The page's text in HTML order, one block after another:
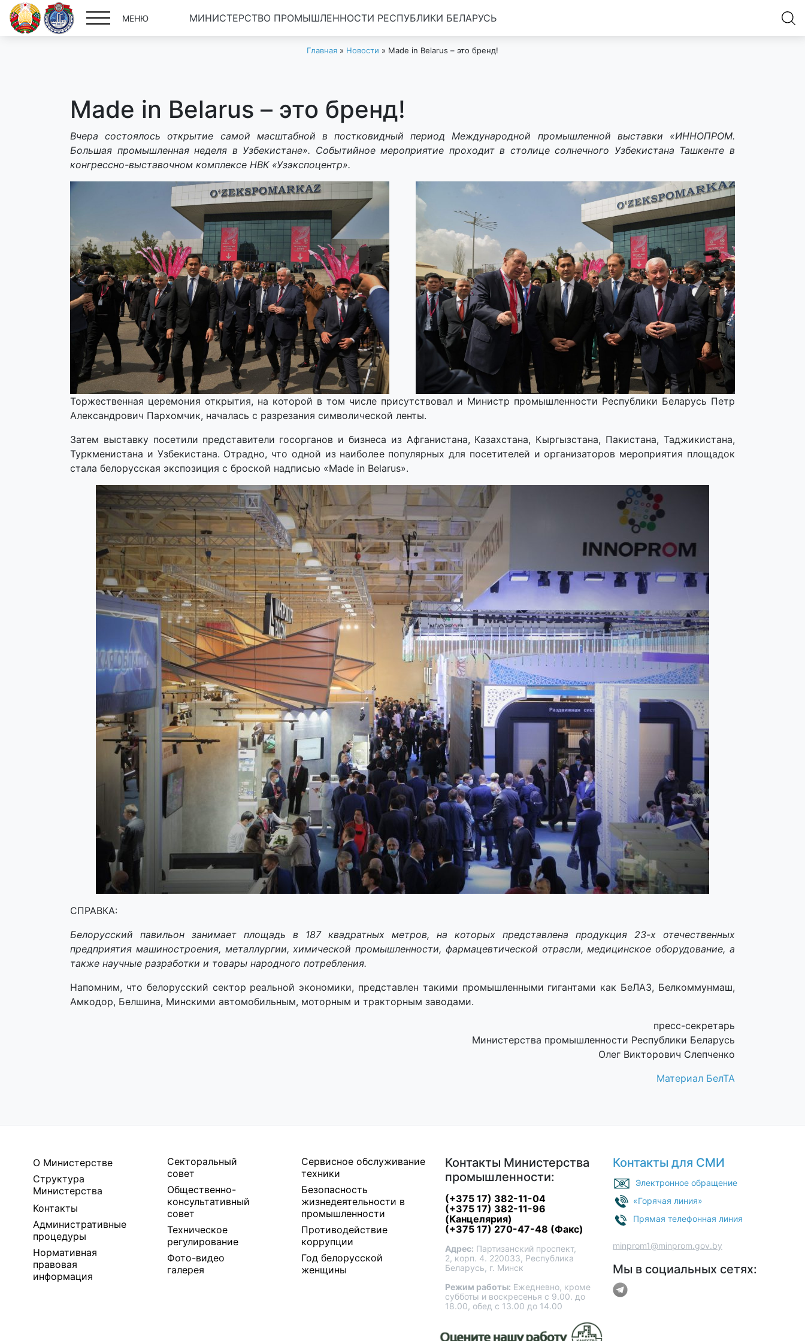
МЕНЮ МИНИСТЕРСТВО ПРОМЫШЛЕННОСТИ РЕСПУБЛИКИ БЕЛАРУСЬ
Главная » Новости » Made in Belarus – это бренд!
Made in Belarus – это бренд!
Вчера состоялось открытие самой масштабной в постковидный период Международной промышленной выставки «ИННОПРОМ.
Большая промышленная неделя в Узбекистане». Событийное мероприятие проходит в столице солнечного Узбекистана Ташкенте в
конгрессно-выставочном комплексе НВК «Узэкспоцентр».
Торжественная церемония открытия, на которой в том числе присутствовал и Министр промышленности Республики Беларусь Петр
Александрович Пархомчик, началась с разрезания символической ленты.
Затем выставку посетили представители госорганов и бизнеса из Афганистана, Казахстана, Кыргызстана, Пакистана, Таджикистана,
Туркменистана и Узбекистана. Отрадно, что одной из наиболее популярных для посетителей и организаторов мероприятия площадок
стала белорусская экспозиция с броской надписью «Made in Belarus».
СПРАВКА:
Белорусский павильон занимает площадь в 187 квадратных метров, на которых представлена продукция 23-х отечественных
предприятия машиностроения, металлургии, химической промышленности, фармацевтической отрасли, медицинское оборудование, а
также научные разработки и товары народного потребления.
Напомним, что белорусский сектор реальной экономики, представлен такими промышленными гигантами как БеЛАЗ, Белкоммунмаш,
Амкодор, Белшина, Минскими автомобильным, моторным и тракторным заводами.
пресс-секретарь
Министерства промышленности Республики Беларусь
Олег Викторович Слепченко
Материал БелТА
О Министерстве
Структура
Министерства
Контакты
Административные
процедуры
Нормативная
правовая
информация
Секторальный
совет
Общественно-
консультативный
совет
Техническое
регулирование
Фото-видео
галерея
Сервисное обслуживание
техники
Безопасность
жизнедеятельности в
промышленности
Противодействие
коррупции
Год белорусской
женщины
Контакты Министерства
промышленности:
(+375 17) 382-11-04
(+375 17) 382-11-96
(Канцелярия)
(+375 17) 270-47-48 (Факс)
Адрес: Партизанский проспект,
2, корп. 4. 220033, Республика
Беларусь, г. Минск
Режим работы: Ежедневно, кроме
субботы и воскресенья с 9.00. до
18.00, обед с 13.00 до 14.00
Контакты для СМИ
Электронное обращение
«Горячая линия»
Прямая телефонная линия
minprom1@minprom.gov.by
Мы в социальных сетях: